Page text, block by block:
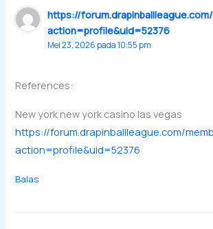
https://
action=profile&uid=52376
Mei 23, 2026 pada 10:55 pm
References:
New york new york casino las vegas
https://forum.drapinballleague.com/
action=profile&uid=52376
Balas